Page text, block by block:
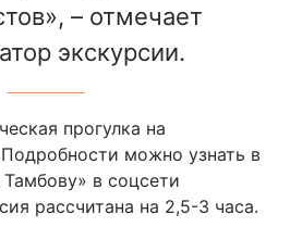
– отмечает
экскурсии.
прогулка на
можно узнать в
в соцсети
рассчитана на 2,5-3 часа.